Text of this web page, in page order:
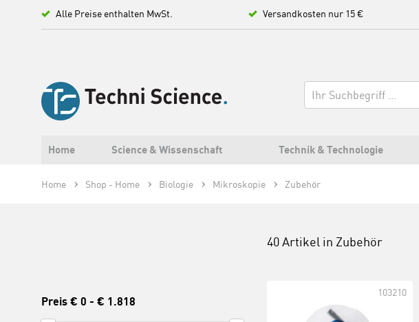
Alle Preise enthalten MwSt. Versandkosten nur 15 €
Home Science & Wissenschaft Technik & Technologie
Home Shop - Home Biologie Mikroskopie Zubehör
Preis € 0 - € 1.818
40 Artikel in Zubehör
103210